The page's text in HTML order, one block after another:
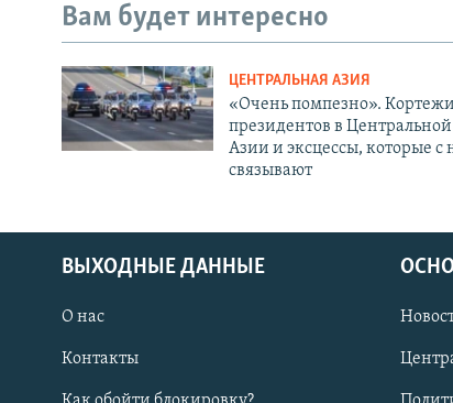
Вам будет интересно
ЦЕНТРАЛЬНАЯ АЗИЯ
«Очень помпезно». Кортежи
президентов в Центральной
Азии и эксцессы, которые с
связывают
ВЫХОДНЫЕ ДАННЫЕ
О нас
Контакты